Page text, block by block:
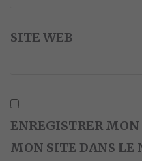
SITE WEB
ENREGISTRER
MON SITE DANS LE